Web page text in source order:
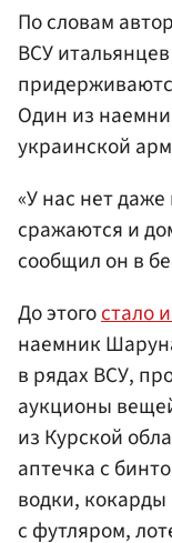
По словам
ВСУ
Один из
украинской
«У нас нет
сражаются и
сообщил он в
До этогостало
наемник
в рядах ВСУ,
аукционы
из Курской
аптечка с
водки,
с футляром,